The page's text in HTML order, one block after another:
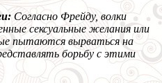
Согласно Фрейду, волки
сексуальные желания или
пытаются вырваться на
борьбу с этими